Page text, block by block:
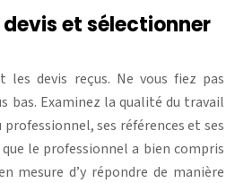
et sélectionner
les devis reçus. Ne vous fiez pas
bas. Examinez la qualité du travail
ses références et ses
que le professionnel a bien compris
mesure d’y répondre de manière